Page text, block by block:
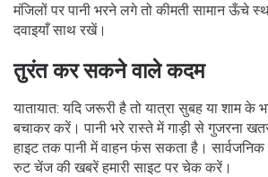
मंजिलों पर पानी भरने लगे तो कीमती सामान ऊँचे
दवाइयाँ साथ रखें।
तुरंत कर सकने वाले कदम
यातायात: यदि जरूरी है तो यात्रा सुबह या शाम के
बचाकर करें। पानी भरे रास्ते में गाड़ी से गुजरना
हाइट तक पानी में वाहन फंस सकता है।
रुट चेंज की खबरें हमारी साइट पर चेक करें।